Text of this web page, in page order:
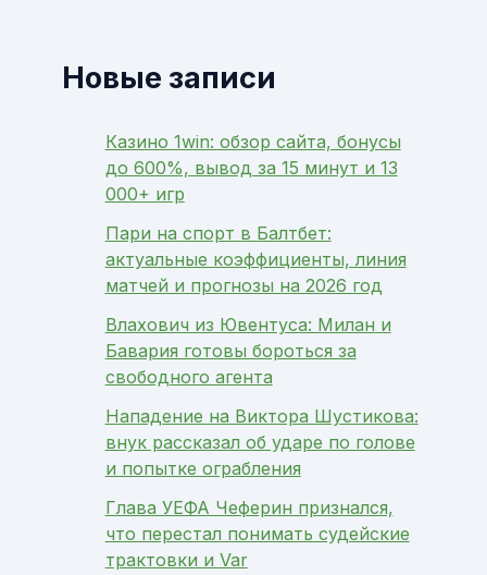
Новые записи
Казино 1win: обзор сайта, бонусы
до 600%, вывод за 15 минут и 13
000+ игр
Пари на спорт в Балтбет:
актуальные коэффициенты, линия
матчей и прогнозы на 2026 год
Влахович из Ювентуса: Милан и
Бавария готовы бороться за
свободного агента
Нападение на Виктора Шустикова:
внук рассказал об ударе по голове
и попытке ограбления
Глава УЕФА Чеферин признался,
что перестал понимать судейские
трактовки и Var